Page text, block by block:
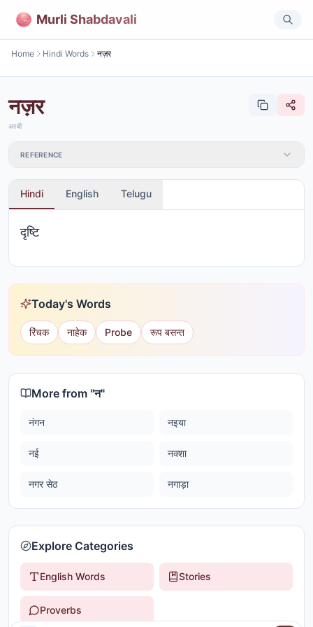
Murli Shabdavali
Home Hindi Words नज़र
नज़र
अरबी
REFERENCE
Hindi English Telugu
दृष्टि
Today's Words
रिंचक नाहेक Probe रूप बसन्त
More from "न"
नंगन नइया
नई नक्शा
नगर सेठ नगाड़ा
Explore Categories
English Words Stories
Proverbs